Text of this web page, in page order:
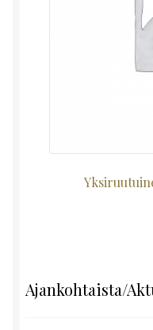
Ajankohtaista/